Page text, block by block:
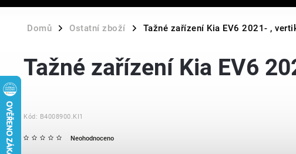
Domů / Ostatní zboží / Tažné zařízení Kia EV6 2021- ,
Tažné zařízení Kia EV6
Kód: B4008900.KI1
Neohodnoceno